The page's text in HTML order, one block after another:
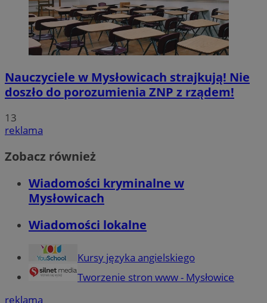
Nauczyciele w Mysłowicach strajkują! Nie
doszło do porozumienia ZNP z rządem!
13
reklama
Zobacz również
Wiadomości kryminalne w
Mysłowicach
Wiadomości lokalne
Kursy języka angielskiego
Tworzenie stron www - Mysłowice
reklama